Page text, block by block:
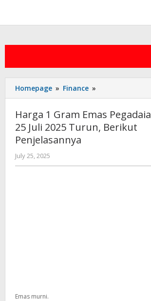
content
Homepage » Finance »
1
Emas
Pegadaian
Juli
Harga 1 Gram Emas
25 Juli 2025 Turun, Berikut
Penjelasannya
July 25, 2025
admin
Emas murni.